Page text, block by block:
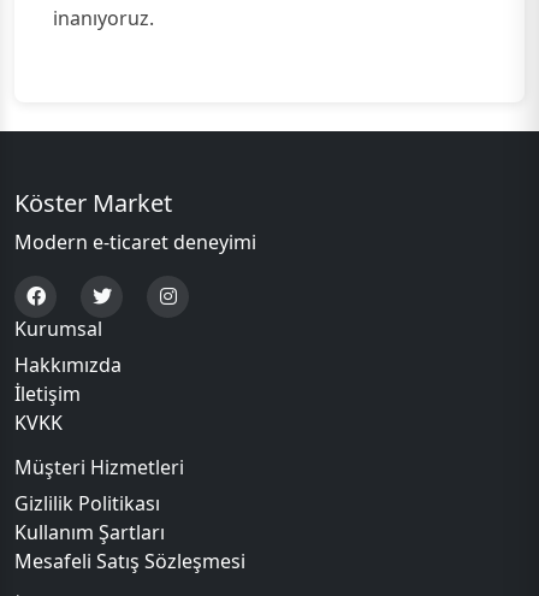
inanıyoruz.
Köster Market
Modern e-ticaret deneyimi
Kurumsal
Hakkımızda
İletişim
KVKK
Müşteri Hizmetleri
Gizlilik Politikası
Kullanım Şartları
Mesafeli Satış Sözleşmesi